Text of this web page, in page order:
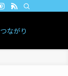
つながり